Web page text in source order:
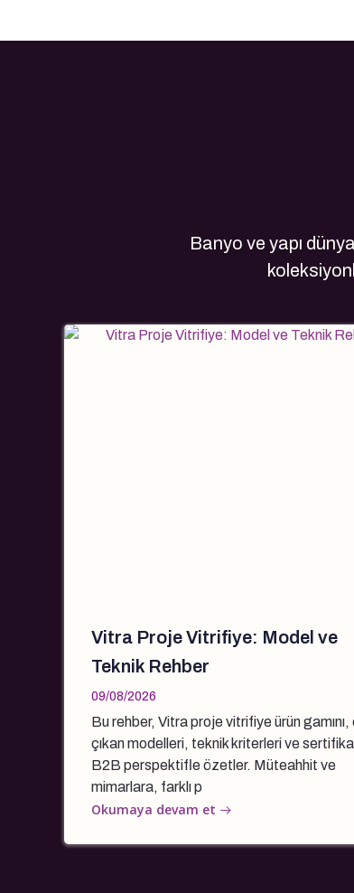
Banyo ve yapı
Vitra Proje Vitrifiye: Model ve
Teknik Rehber
09/08/2026
Bu rehber, Vitra proje vitrifiye ürün gamını,
çıkan modelleri, teknik kriterleri ve
B2B perspektifle özetler. Müteahhit ve
mimarlara, farklı p
Okumaya devam et